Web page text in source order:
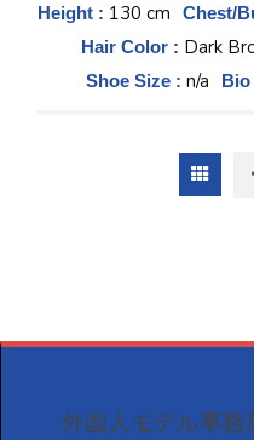
Height : 130 cm Chest/
Hair Color : Dark
Shoe Size : n/a Bio
外国人モデル事務